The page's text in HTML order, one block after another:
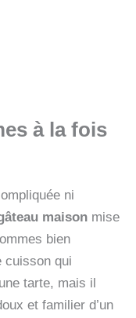
à la fois
ni
maison mise
bien
cuisson qui
tarte, mais il
et familier d’un